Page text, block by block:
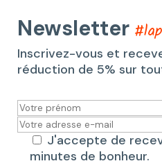
Newsletter
Inscrivez-vous et
réduction de 5% sur
J'accepte de
minutes de bonheur.